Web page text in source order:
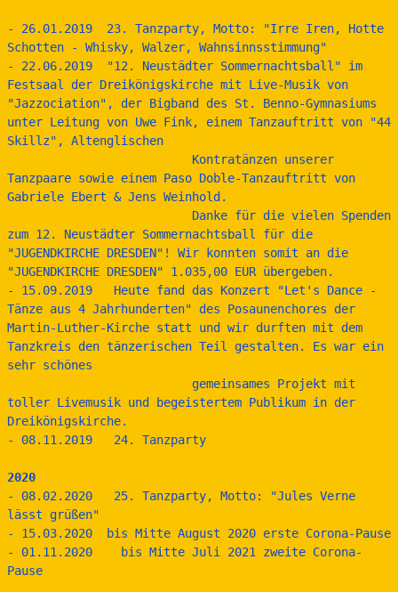
- 26.01.2019  23. Tanzparty, Motto: "Irre Iren, Hotte
Schotten - Whisky, Walzer, Wahnsinnsstimmung"
- 22.06.2019  "12. Neustädter Sommernachtsball" im
Festsaal der Dreikönigskirche mit Live-Musik von
"Jazzociation", der Bigband des St. Benno-Gymnasiums
unter Leitung von Uwe Fink, einem Tanzauftritt von "44
Skillz", Altenglischen
Tanzpaare sowie einem Paso Doble-Tanzauftritt von
Gabriele Ebert & Jens Weinhold.
zum 12. Neustädter Sommernachtsball für die
"JUGENDKIRCHE DRESDEN"! Wir konnten somit an die
"JUGENDKIRCHE DRESDEN" 1.035,00 EUR übergeben.
- 15.09.2019   Heute fand das Konzert "Let's Dance -
Tänze aus 4 Jahrhunderten" des Posaunenchores der
Martin-Luther-Kirche statt und wir durften mit dem
Tanzkreis den tänzerischen Teil gestalten. Es war ein
sehr schönes
toller Livemusik und begeistertem Publikum in der
Dreikönigskirche.
- 08.11.2019   24. Tanzparty
2020
- 08.02.2020   25. Tanzparty, Motto: "Jules Verne
lässt grüßen"
- 15.03.2020  bis Mitte August 2020 erste Corona-Pause
- 01.11.2020    bis Mitte Juli 2021 zweite Corona-
Pause